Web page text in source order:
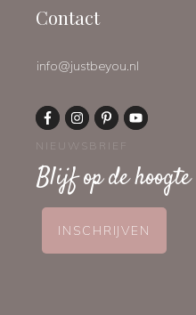
Contact
info@justbeyou.nl
NIEUWSBRIEF
Blijf op de hoogte
INSCHRIJVEN